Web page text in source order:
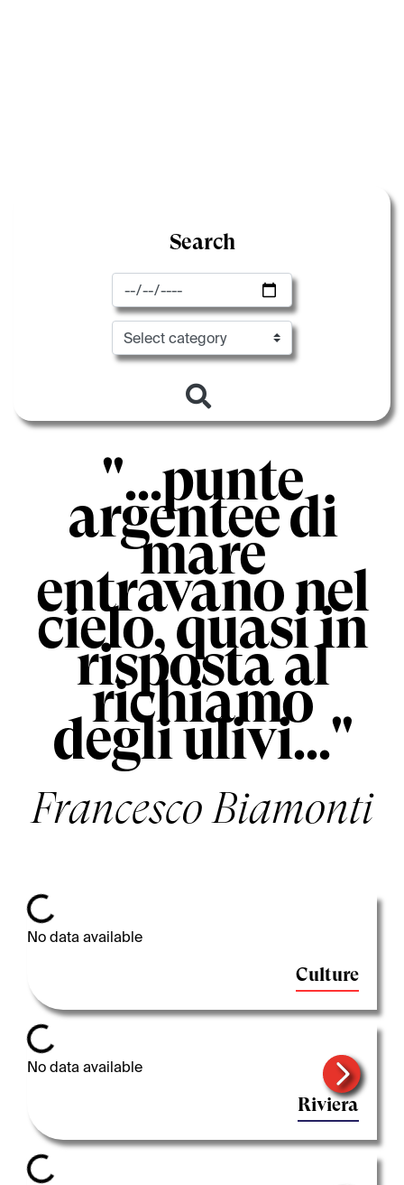
Search
Data inizio
Categoria evento
"...punte
argentee di
mare
entravano nel
cielo, quasi in
risposta al
richiamo
degli ulivi..."
Francesco Biamonti
Loading...
No data available
Culture
Loading...
No data available
Riviera